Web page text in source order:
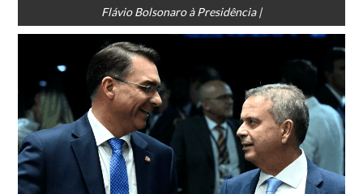
Flávio Bolsonaro à Presidência |